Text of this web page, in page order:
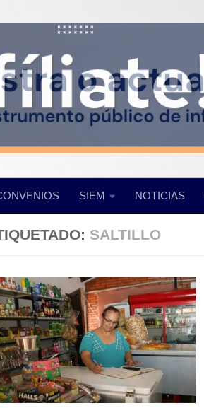
SIEM NOTICIAS
SALTILLO